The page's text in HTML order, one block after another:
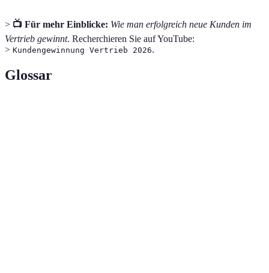
> 📺 Für mehr Einblicke: Wie man erfolgreich neue Kunden im
Vertrieb gewinnt. Recherchieren Sie auf YouTube:
> Kundengewinnung Vertrieb 2026.
Glossar